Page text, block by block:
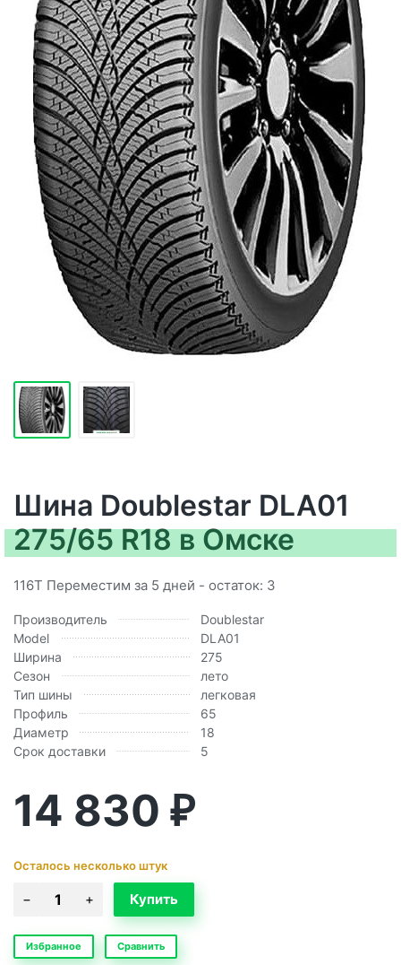
Шина Doublestar DLA01
275/65 R18 в Омске
116T Переместим за 5 дней - остаток: 3
Производитель
Doublestar
Model
DLA01
Ширина
275
Сезон
лето
Тип шины
легковая
Профиль
65
Диаметр
18
Срок доставки
5
14 830 ₽
Осталось несколько штук
Избранное Сравнить